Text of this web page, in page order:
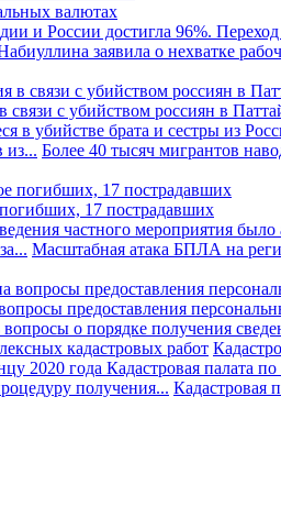
валютах
и России достигла 96%.
заявила о нехватке
с убийством россиян в
в убийстве брата и сестры из
из... Более 40 тысяч мигрантов
17 пострадавших
частного мероприятия было
Масштабная атака БПЛА на
предоставления
о порядке получения
кадастровых работ
2020 года Кадастровая палата
получения... Кадастровая